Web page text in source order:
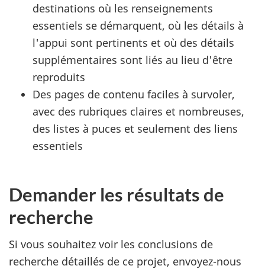
destinations où les renseignements
essentiels se démarquent, où les détails à
l'appui sont pertinents et où des détails
supplémentaires sont liés au lieu d'être
reproduits
Des pages de contenu faciles à survoler,
avec des rubriques claires et nombreuses,
des listes à puces et seulement des liens
essentiels
Demander les résultats de
recherche
Si vous souhaitez voir les conclusions de
recherche détaillés de ce projet, envoyez-nous